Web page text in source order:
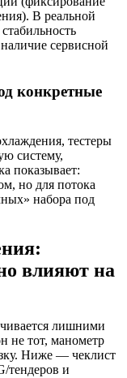
В реальной
сервисной
конкретные
тестеры
систему,
показывает:
но для потока
набора под
влияют на
лишними
не тот, манометр
Ниже — чеклист
тендеров и